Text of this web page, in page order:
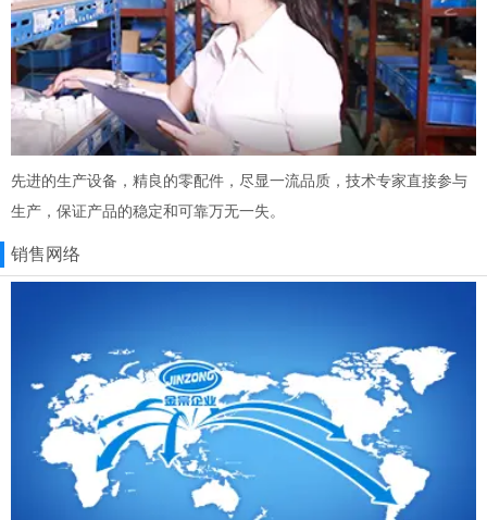
先进的生产设备，精良的零配件，尽显一流品质，技术专家直接参与
生产，保证产品的稳定和可靠万无一失。
销售网络